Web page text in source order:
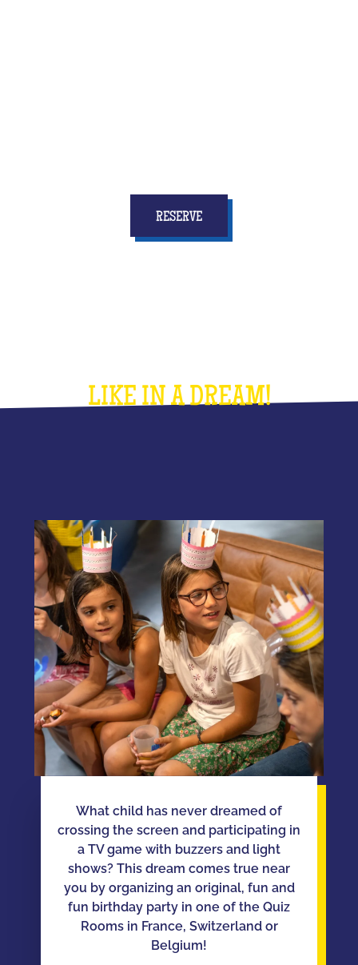
RESERVE
LIKE IN A DREAM!
What child has never dreamed of
crossing the screen and participating in
a TV game with buzzers and light
shows? This dream comes true near
you by organizing an original, fun and
fun birthday party in one of the Quiz
Rooms in France, Switzerland or
Belgium!